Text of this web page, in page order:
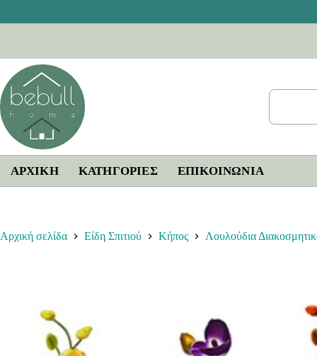
ΑΡΧΙΚΗ ΚΑΤΗΓΟΡΙΕΣ ΕΠΙΚΟΙΝΩΝΊΑ
Αρχική σελίδα Είδη Σπιτιού Κήπος Λουλούδια